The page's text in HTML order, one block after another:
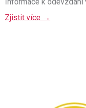
Informace k
Zjistit více →